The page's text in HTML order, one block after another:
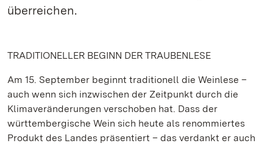
überreichen.
TRADITIONELLER BEGINN DER TRAUBENLESE
Am 15. September beginnt traditionell die Weinlese –
auch wenn sich inzwischen der Zeitpunkt durch die
Klimaveränderungen verschoben hat. Dass der
württembergische Wein sich heute als renommiertes
Produkt des Landes präsentiert – das verdankt er auch